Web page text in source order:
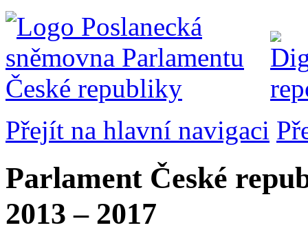
Přejít na hlavní navigaci
Parlament České
2013 – 2017